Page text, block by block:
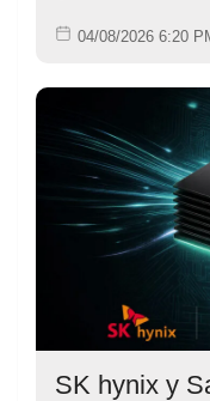
04/08/2026 6:20
SK hynix y